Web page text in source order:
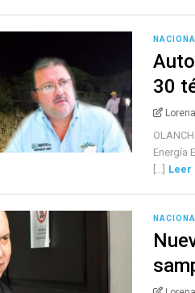
30
Energía
[...] Leer